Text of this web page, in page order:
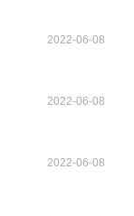
2022-06-08
2022-06-08
2022-06-08